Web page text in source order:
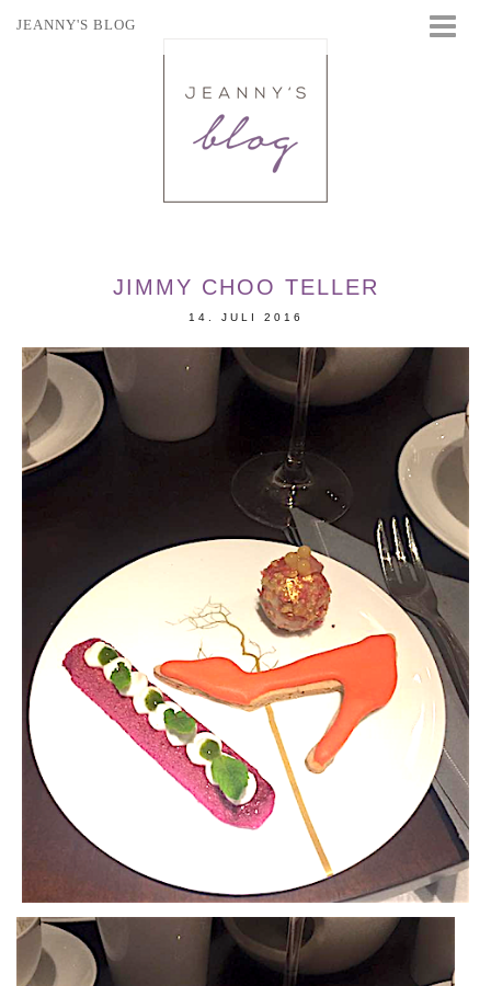
JEANNY'S BLOG
JIMMY CHOO TELLER
14. JULI 2016